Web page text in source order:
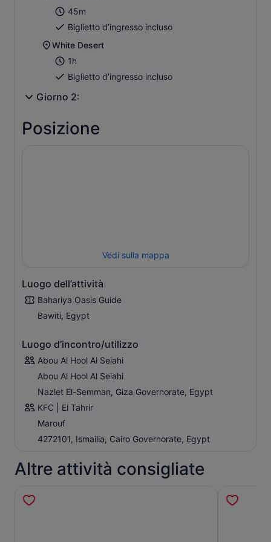
45m
Biglietto d’ingresso incluso
White Desert
1h
Biglietto d’ingresso incluso
Giorno 2:
Posizione
Vedi sulla mappa
Luogo dell’attività
Bahariya Oasis Guide
Bawiti, Egypt
Luogo d’incontro/utilizzo
Abou Al Hool Al Seiahi
Abou Al Hool Al Seiahi
Nazlet El-Semman, Giza Governorate, Egypt
KFC | El Tahrir
Marouf
4272101, Ismailia, Cairo Governorate, Egypt
Altre attività consigliate